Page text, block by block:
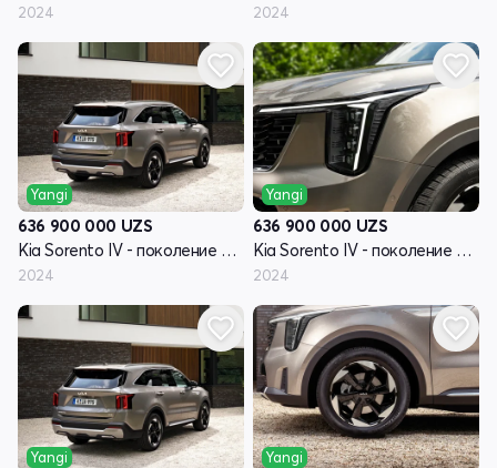
2024 2024
Yangi
636 900 000 UZS
Kia Sorento IV - поколение рестайлинг
2024
Yangi
636 900 000 UZS
Kia Sorento IV - поколение рестайлинг
2024
Yangi Yangi